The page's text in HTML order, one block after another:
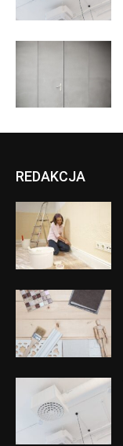
REDAKCJA